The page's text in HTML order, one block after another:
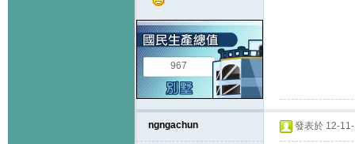
967
ngngachun 發表於 12-